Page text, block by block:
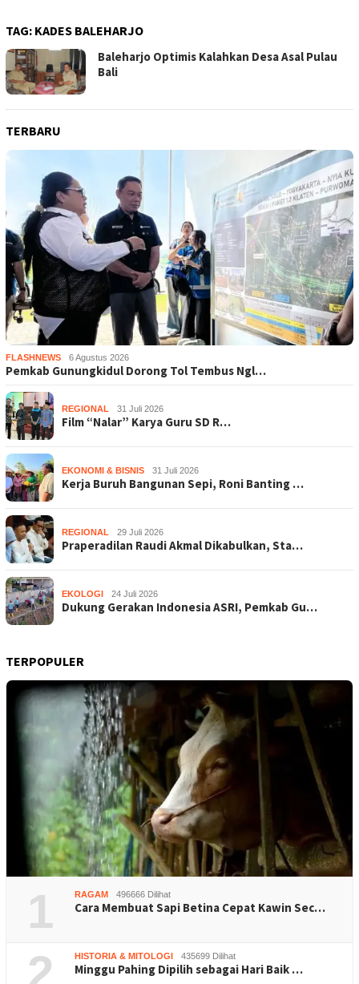
TAG: KADES BALEHARJO
Baleharjo Optimis Kalahkan Desa Asal Pulau
Bali
TERBARU
FLASHNEWS 6 Agustus 2026
Pemkab Gunungkidul Dorong Tol Tembus Ngl…
REGIONAL 31 Juli 2026
Film “Nalar” Karya Guru SD R…
EKONOMI & BISNIS 31 Juli 2026
Kerja Buruh Bangunan Sepi, Roni Banting …
REGIONAL 29 Juli 2026
Praperadilan Raudi Akmal Dikabulkan, Sta…
EKOLOGI 24 Juli 2026
Dukung Gerakan Indonesia ASRI, Pemkab Gu…
TERPOPULER
1 RAGAM 496666 Dilihat
Cara Membuat Sapi Betina Cepat Kawin Sec…
2 HISTORIA & MITOLOGI 435699 Dilihat
Minggu Pahing Dipilih sebagai Hari Baik …